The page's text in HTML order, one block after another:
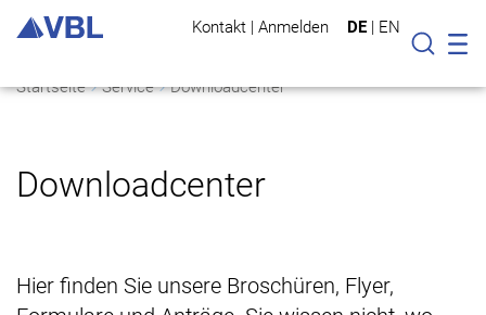
Kontakt | Anmelden DE | EN
Suche
Startseite Service Downloadcenter
Downloadcenter
Hier finden Sie unsere Broschüren, Flyer,